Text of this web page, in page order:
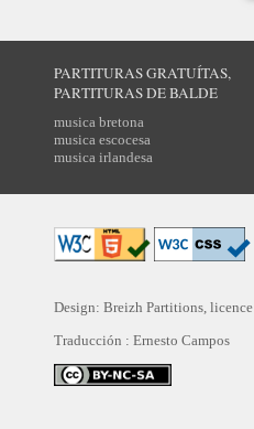
PARTITURAS GRATUÍTAS,
PARTITURAS DE BALDE
musica bretona
musica escocesa
musica irlandesa
Design: Breizh Partitions, licence
Traducción : Ernesto Campos